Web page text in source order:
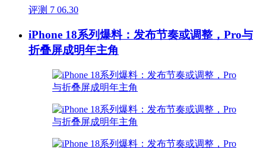
评测 7 06.30
iPhone 18系列爆料：发布节奏或调整，Pro与
折叠屏成明年主角